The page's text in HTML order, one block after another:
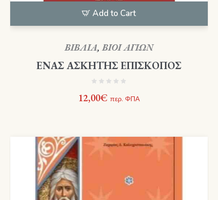
Add to Cart
ΒΙΒΛΙΑ,ΒΙΟΙ ΑΓΙΩΝ
ΕΝΑΣ ΑΣΚΗΤΗΣ ΕΠΙΣΚΟΠΟΣ
12,00€ περ. ΦΠΑ